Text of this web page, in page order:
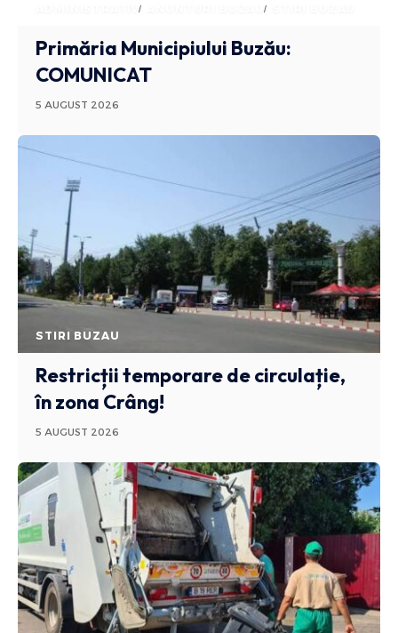
ADMINISTRATIV ANUNTURI BUZAU
Primăria Municipiului Buzău:
COMUNICAT
5 AUGUST 2026
STIRI BUZAU
Restricții temporare de circulație,
în zona Crâng!
5 AUGUST 2026